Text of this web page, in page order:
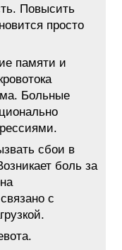
Повысить
просто
памяти и
Больные
сбои в
боль за
с